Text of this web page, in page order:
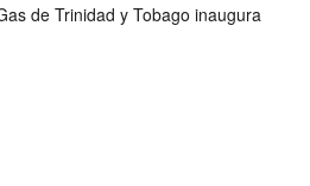
de Trinidad y Tobago inaugura